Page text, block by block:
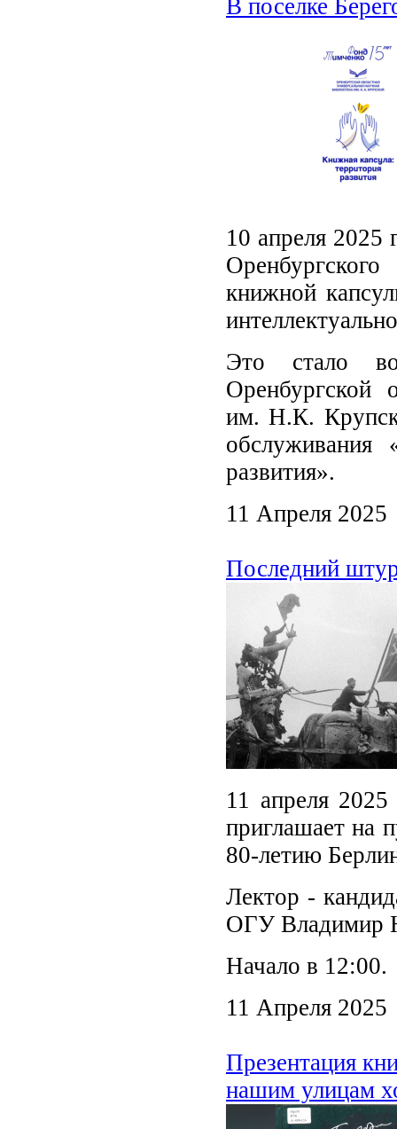
В поселке
10 апреля 2025
книжной
Это стало
Оренбургской
им. Н.К.
обслуживания
развития».
11 Апреля 2025
Последний
11 апреля
приглашает на
80-летию
Лектор -
ОГУ Владимир
Начало в 12:00.
11 Апреля 2025
Презентация
нашим улицам